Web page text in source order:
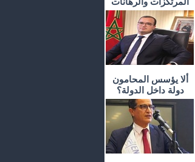
ألا يؤسس المحامون
دولة داخل الدولة؟